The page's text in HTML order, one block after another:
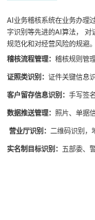
AI业务稽核系统在业务办理
字识别等先进的AI算法， 对
规范化和对经营风险的规避
稽核流程管理： 稽核规则管
证照类识别： 证件关键信息
客户留存信息识别： 手写签
数据推送管理： 照片、单据
营业厅识别： 二维码识别，
实名制目标识别： 五部委、